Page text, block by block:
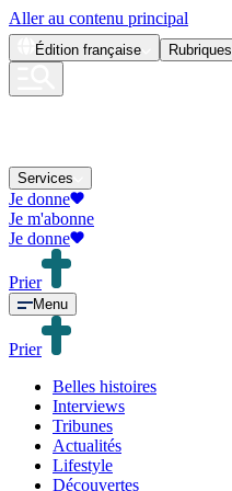
Aller au contenu principal
Édition française Rubriques
Services
Je donne
Je m'abonne
Je donne
Prier
Menu
Prier
Belles histoires
Interviews
Tribunes
Actualités
Lifestyle
Découvertes